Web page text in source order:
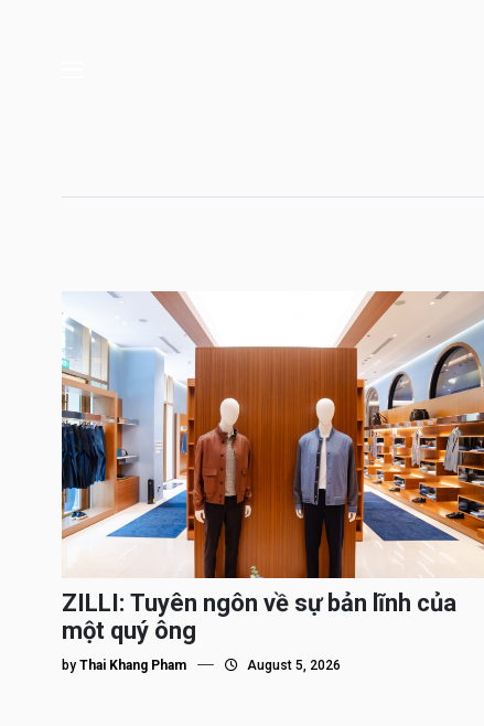
ZILLI: Tuyên ngôn về sự bản lĩnh của
một quý ông
by Thai Khang Pham August 5, 2026